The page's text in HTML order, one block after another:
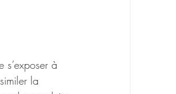
s’exposer à
la